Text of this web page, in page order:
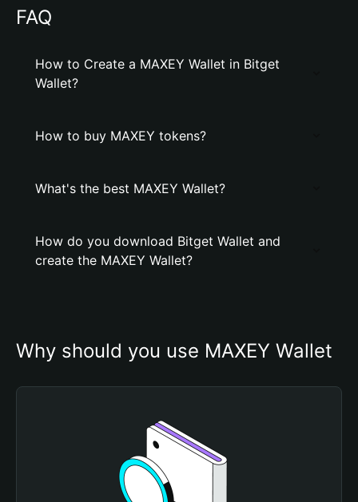
FAQ
How to Create a MAXEY Wallet in Bitget
Wallet?
How to buy MAXEY tokens?
What's the best MAXEY Wallet?
How do you download Bitget Wallet and
create the MAXEY Wallet?
Why should you use MAXEY Wallet